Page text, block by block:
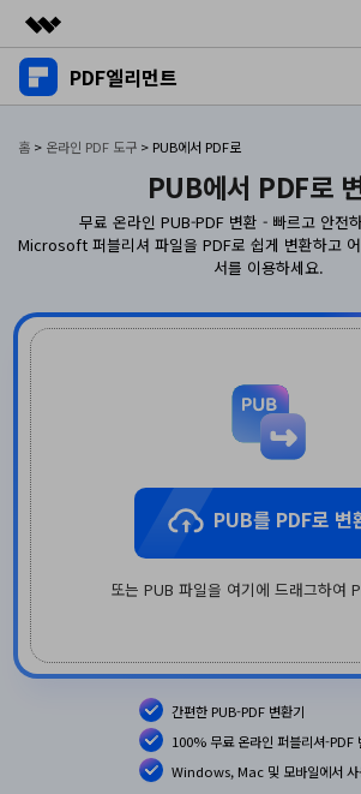
주요 제품
유틸리티
비즈니스
뉴스룸
플랜 및 가격
도움말 센터
PDF엘리먼트
제품 투어
Windows용
모바일 앱
클라우드
PDF 온라인 도구
PDF PPT 변환
PDF 병합
PDF 압축
교육용
개인용
PDF 변환
PDF 편집
PDF 구성
PDF와 채팅하기
이미지와 채팅하기
AI 콘텐츠 탐지기
AI PDF 설명
문서와 채팅하기
AI 이미지 생성기
비즈니스
리소스
고객 지원
네이버 블로그
무료 다운로드
로그인
홈 > 온라인 PDF 도구 > PUB에서 PDF로
PUB에서 PDF로
무료 온라인 PUB-PDF 변환 - 빠르고 안전
Microsoft 퍼블리셔 파일을 PDF로 쉽게 변환하고
서를 이용하세요.
PUB를 PDF로 변
또는 PUB 파일을 여기에 드래그하여
간편한 PUB-PDF 변환기
100% 무료 온라인 퍼블리셔-PDF
Windows, Mac 및 모바일에서 사